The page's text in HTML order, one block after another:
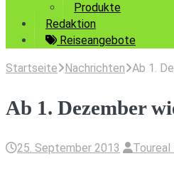
Produkte
Redaktion
Reiseangebote
Startseite Nachrichten Ab 1.
Ab 1. Dezember
25. September 2013 Toureal